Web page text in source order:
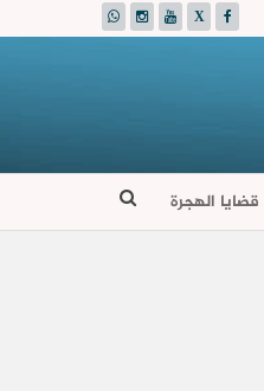
قضايا الهجرة